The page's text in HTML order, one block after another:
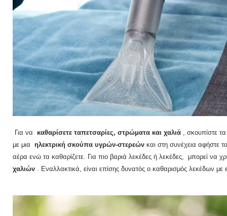
Για να καθαρίσετε ταπετσαρίες, στρώματα και χαλιά , σκουπίστε
με μια ηλεκτρική σκούπα υγρών-στερεών και στη συνέχεια αφήστε
αέρα ενώ τα καθαρίζετε. Για πιο βαριά λεκέδες ή λεκέδες, μπορεί να
χαλιών
Εναλλακτικά, είναι επίσης δυνατός ο καθαρισμός λεκέδων με